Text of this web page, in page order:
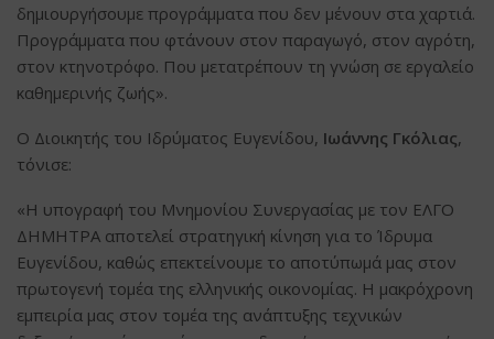
δημιουργήσουμε προγράμματα που δεν μένουν στα χαρτιά.
Προγράμματα που φτάνουν στον παραγωγό, στον αγρότη,
στον κτηνοτρόφο. Που μετατρέπουν τη γνώση σε εργαλείο
καθημερινής ζωής».
Ο Διοικητής του Ιδρύματος Ευγενίδου, Ιωάννης Γκόλιας,
τόνισε:
«Η υπογραφή του Μνημονίου Συνεργασίας με τον ΕΛΓΟ
ΔΗΜΗΤΡΑ αποτελεί στρατηγική κίνηση για το Ίδρυμα
Ευγενίδου, καθώς επεκτείνουμε το αποτύπωμά μας στον
πρωτογενή τομέα της ελληνικής οικονομίας. Η μακρόχρονη
εμπειρία μας στον τομέα της ανάπτυξης τεχνικών